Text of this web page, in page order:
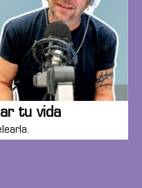
tu vida